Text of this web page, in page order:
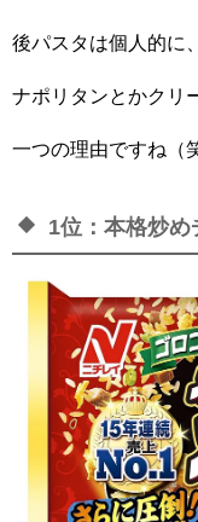
後パスタは個人的に
ナポリタンとかクリ
一つの理由ですね（
1位：本格炒め